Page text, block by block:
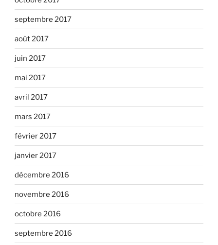
septembre 2017
août 2017
juin 2017
mai 2017
avril 2017
mars 2017
février 2017
janvier 2017
décembre 2016
novembre 2016
octobre 2016
septembre 2016